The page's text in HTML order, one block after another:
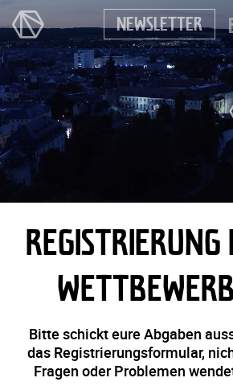
NEWSLETTER
Bitte schickt eure Abgaben
das Registrierungsformular,
Fragen oder Problemen